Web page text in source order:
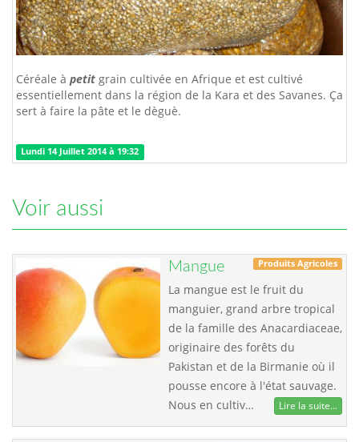
Céréale à petit grain cultivée en Afrique et est cultivé
essentiellement dans la région de la Kara et des Savanes. Ça
sert à faire la pâte et le dèguè.
Lundi 14 Juillet 2014 à 19:32
Voir aussi
Produits Agricoles
Mangue
La mangue est le fruit du
manguier, grand arbre tropical
de la famille des Anacardiaceae,
originaire des forêts du
Pakistan et de la Birmanie où il
pousse encore à l'état sauvage.
Nous en cultiv…
Lire la suite...